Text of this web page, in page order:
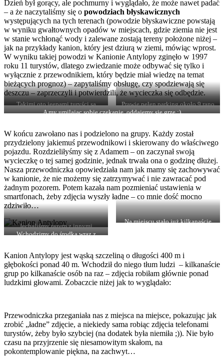
Dzień był gorący, ale pochmurny i wyglądało, że może nawet padać
– a że naczytaliśmy się o powodziach błyskawicznych
występujących na tych terenach (powodzie błyskawiczne powstają
w wyniku gwałtownych opadów w miejscach, gdzie ziemia nie jest
w stanie wchłonąć wody i zalewane zostają tereny położone niżej –
jak na przykłady kanion, który jest dziurą w ziemi, mówiąc wprost.
W wyniku takiej powodzi w Kanionie Antylopy zginęło w 1997
roku 11 turystów, dlatego zwiedzanie może odbywać się tylko i
wyłącznie z przewodnikiem, który będzie miał wiedzę na temat
bieżących prognoz) – zapytaliśmy obsługę, czy spodziewają się
deszczu – zaprzeczyli i potwierdzili, że wycieczka się odbędzie.
Takimi oto jeepami turyści są
dowożeni do wejścia do kanionu
Prawie pełen parking około 9 rano
A my umilając sobie czekanie, oddajemy się grze :)
W końcu zawołano nas i podzielono na grupy. Każdy został
przydzielony jakiemuś przewodnikowi i skierowany do właściwego
pojazdu. Rozdzieliłyśmy się z Adamem – on zaczynał swoją
wycieczkę o tej samej godzinie, jednak trwała ona o godzinę dłużej.
Nasza przewodniczka opowiedziała nam jak mamy się zachowywać
w kanionie, że nie możemy się zatrzymywać i nie zawracać pod
żadnym pozorem. Potem kazała nam pozmieniać ustawienia w
smartfonach, żeby zdjęcia wyszły ładne – co mnie dość mocno
zdziwiło…
Jechaliśmy razem z innymi
firmami i innymi turystami do
Na miejscu stało już kilkanaście
Wchodzimy do środka wraz z
Kanion Antylopy jest wąską szczeliną o długości 400 m i
głębokości ponad 40 m. Wchodził do niego tłum ludzi – kilkanaście
grup po kilkanaście osób na raz – zdjęcia robiłam głównie ponad
ludzkimi głowami. Zobaczcie niżej jak to wyglądało:
Przewodniczka przeganiała nas z miejsca na miejsce, pokazując jak
zrobić „ładne” zdjęcie, a niekiedy sama robiąc zdjęcia telefonami
turystów, żeby było szybciej (na dodatek była niemiła ;)). Nie było
czasu na przyjrzenie się niesamowitym skałom, na
pokontemplowanie piękna, na zachwyt…